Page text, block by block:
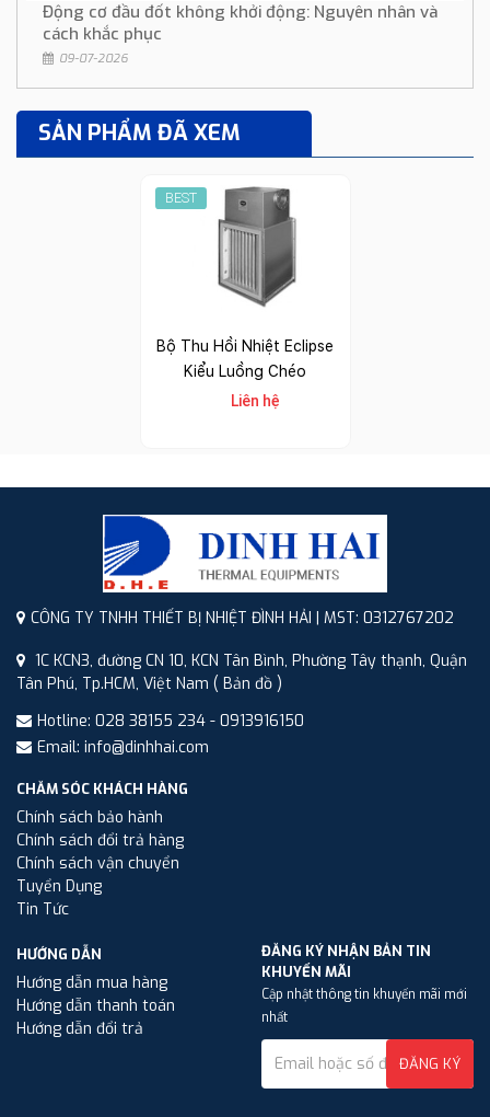
Động cơ đầu đốt không khởi động: Nguyên nhân và
cách khắc phục
09-07-2026
SẢN PHẨM ĐÃ XEM
BEST
Bộ Thu Hồi Nhiệt Eclipse
Kiểu Luồng Chéo
Liên hệ
CÔNG TY TNHH THIẾT BỊ NHIỆT ĐÌNH HẢI | MST: 0312767202
1C KCN3, đường CN 10, KCN Tân Bình, Phường Tây thạnh, Quận
Tân Phú, Tp.HCM, Việt Nam ( Bản đồ )
Hotline: 028 38155 234 - 0913916150
Email: info@dinhhai.com
CHĂM SÓC KHÁCH HÀNG
Chính sách bảo hành
Chính sách đổi trả hàng
Chính sách vận chuyển
Tuyển Dụng
Tin Tức
HƯỚNG DẪN
Hướng dẫn mua hàng
Hướng dẫn thanh toán
Hướng dẫn đổi trả
ĐĂNG KÝ NHẬN BẢN TIN
KHUYẾN MÃI
Cập nhật thông tin khuyến mãi mới
nhất
ĐĂNG KÝ